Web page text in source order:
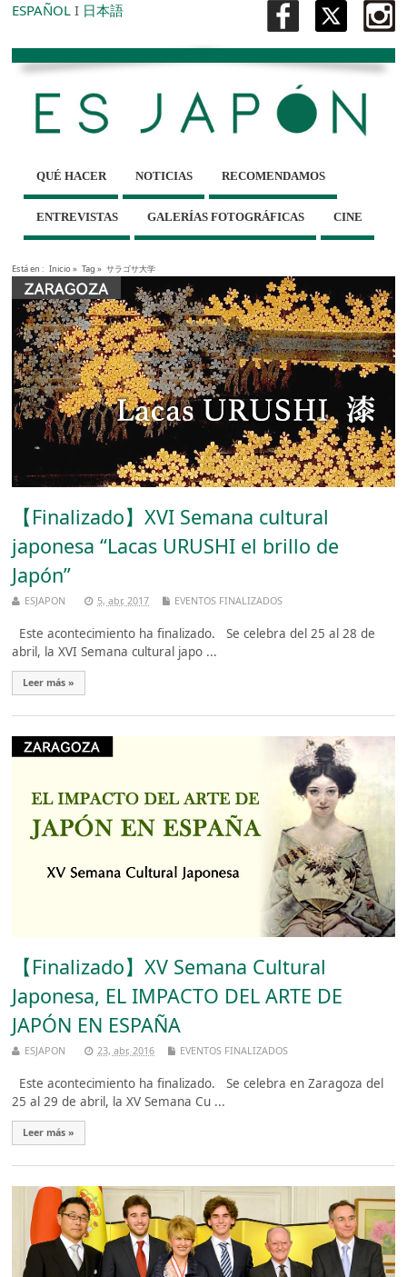
ESPAÑOL I 日本語
QUÉ HACER NOTICIAS RECOMENDAMOS
ENTREVISTAS GALERÍAS FOTOGRÁFICAS CINE
Está en : Inicio» Tag » サラゴサ大学
【Finalizado】XVI Semana cultural
japonesa “Lacas URUSHI el brillo de
Japón”
ESJAPON 5, abr, 2017 EVENTOS FINALIZADOS
Este acontecimiento ha finalizado. Se celebra del 25 al 28 de
abril, la XVI Semana cultural japo ...
Leer más »
【Finalizado】XV Semana Cultural
Japonesa, EL IMPACTO DEL ARTE DE
JAPÓN EN ESPAÑA
ESJAPON 23, abr, 2016 EVENTOS FINALIZADOS
Este acontecimiento ha finalizado. Se celebra en Zaragoza del
25 al 29 de abril, la XV Semana Cu ...
Leer más »